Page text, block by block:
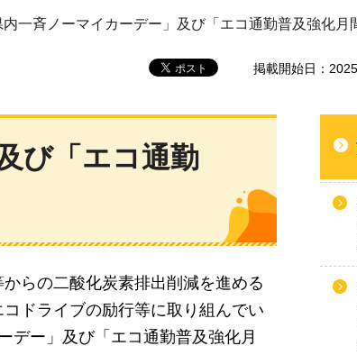
一斉ノーマイカーデー」及び「エコ通勤普及強化月
掲載開始日：
び「エコ通勤
らの二酸化炭素排出削減を進める
ドライブの励行等に取り組んでい
デー」及び「エコ通勤普及強化月